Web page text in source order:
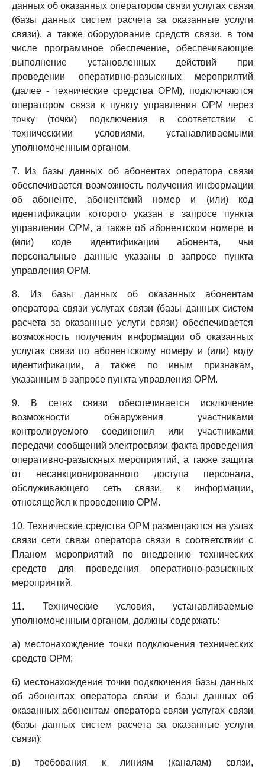
данных об оказанных оператором связи услугах связи
(базы данных систем расчета за оказанные услуги
связи), а также оборудование средств связи, в том
числе программное обеспечение, обеспечивающие
выполнение установленных действий при
проведении оперативно-разыскных мероприятий
(далее - технические средства ОРМ), подключаются
оператором связи к пункту управления ОРМ через
точку (точки) подключения в соответствии с
техническими условиями, устанавливаемыми
уполномоченным органом.
7. Из базы данных об абонентах оператора связи
обеспечивается возможность получения информации
об абоненте, абонентский номер и (или) код
идентификации которого указан в запросе пункта
управления ОРМ, а также об абонентском номере и
(или) коде идентификации абонента, чьи
персональные данные указаны в запросе пункта
управления ОРМ.
8. Из базы данных об оказанных абонентам
оператора связи услугах связи (базы данных систем
расчета за оказанные услуги связи) обеспечивается
возможность получения информации об оказанных
услугах связи по абонентскому номеру и (или) коду
идентификации, а также по иным признакам,
указанным в запросе пункта управления ОРМ.
9. В сетях связи обеспечивается исключение
возможности обнаружения участниками
контролируемого соединения или участниками
передачи сообщений электросвязи факта проведения
оперативно-разыскных мероприятий, а также защита
от несанкционированного доступа персонала,
обслуживающего сеть связи, к информации,
относящейся к проведению ОРМ.
10. Технические средства ОРМ размещаются на узлах
связи сети связи оператора связи в соответствии с
Планом мероприятий по внедрению технических
средств для проведения оперативно-разыскных
мероприятий.
11. Технические условия, устанавливаемые
уполномоченным органом, должны содержать:
а) местонахождение точки подключения технических
средств ОРМ;
б) местонахождение точки подключения базы данных
об абонентах оператора связи и базы данных об
оказанных абонентам оператора связи услугах связи
(базы данных систем расчета за оказанные услуги
связи);
в) требования к линиям (каналам) связи,